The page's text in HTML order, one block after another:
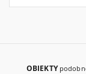
OBIEKTY